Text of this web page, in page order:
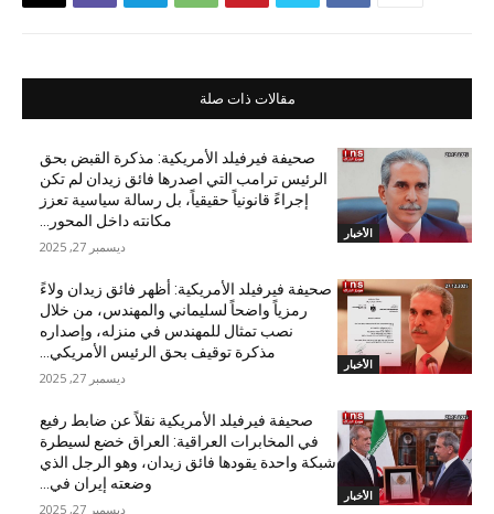
مقالات ذات صلة
الأخبار
صحيفة فيرفيلد الأمريكية: مذكرة القبض بحق
الرئيس ترامب التي اصدرها فائق زيدان لم تكن
إجراءً قانونياً حقيقياً، بل رسالة سياسية تعزز
مكانته داخل المحور...
ديسمبر 27, 2025
الأخبار
صحيفة فيرفيلد الأمريكية: أظهر فائق زيدان ولاءً
رمزياً واضحاً لسليماني والمهندس، من خلال
نصب تمثال للمهندس في منزله، وإصداره
مذكرة توقيف بحق الرئيس الأمريكي...
ديسمبر 27, 2025
الأخبار
صحيفة فيرفيلد الأمريكية نقلاً عن ضابط رفيع
في المخابرات العراقية: العراق خضع لسيطرة
شبكة واحدة يقودها فائق زيدان، وهو الرجل الذي
وضعته إيران في...
ديسمبر 27, 2025